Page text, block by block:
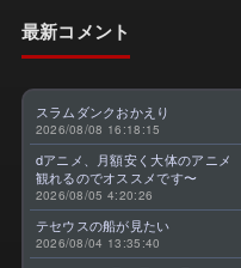
最新コメント
スラムダンクおかえり
2026/08/08 16:18:15
dアニメ、月額安く大体のアニメ
観れるのでオススメです〜
2026/08/05 4:20:26
テセウスの船が見たい
2026/08/04 13:35:40